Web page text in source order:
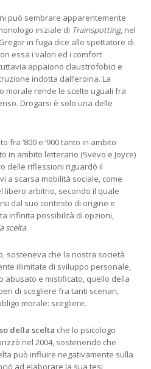
può sembrare apparentemente
iniziale di Trainspotting, nel
in fuga dice allo spettatore di
essa i valori ed i comfort
appaiono claustrofobici e
indotta dall’eroina. La
morale rende le scelte uguali fra
Drogarsi è solo una delle
fra ‘800 e ‘900 tanto in ambito
in ambito letterario (Svevo e Joyce)
delle riflessioni riguardò il
a scarsa mobilità sociale, come
libero arbitrio, secondo il quale
dal suo contesto di origine e
infinita possibilità di opzioni,
scelta.
sosteneva che la nostra società
illimitate di sviluppo personale,
abusato e mistificato, quello della
di scegliere fra tanti scenari,
morale: scegliere.
della scelta che lo psicologo
nel 2004, sostenendo che
può influire negativamente sulla
ad elaborare la sua tesi